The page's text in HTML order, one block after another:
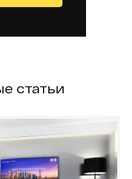
статьи